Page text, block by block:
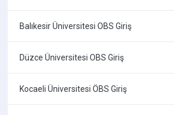
Balıkesir Üniversitesi OBS Giriş
Düzce Üniversitesi OBS Giriş
Kocaeli Üniversitesi ÖBS Giriş